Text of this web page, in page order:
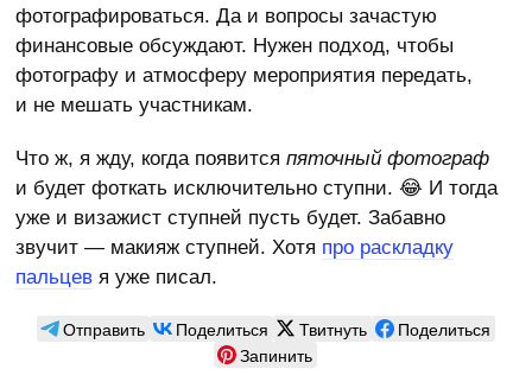
фотографироваться. Да и вопросы зачастую
финансовые обсуждают. Нужен подход, чтобы
фотографу и атмосферу мероприятия передать,
и не мешать участникам.
Что ж, я жду, когда появитсяпяточный фотограф
и будет фоткать исключительно ступни. 😂 И тогда
уже и визажист ступней пусть будет. Забавно
звучит — макияж ступней. Хотя про раскладку
пальцев я уже писал.
Отправить Поделиться Твитнуть
Поделиться
Запинить